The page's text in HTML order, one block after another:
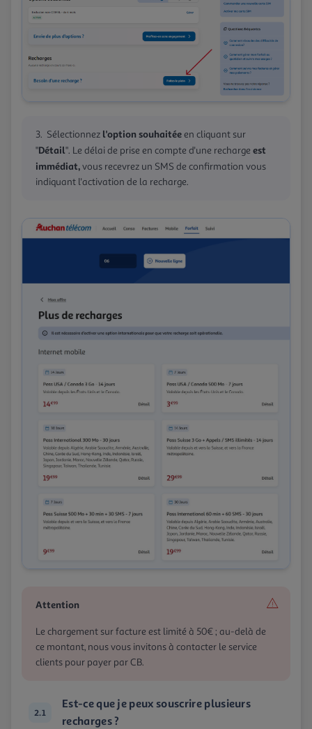
Sélectionnez l'option souhaitéeen cliquant sur
"Détail". Le délai de prise en compte d'une recharge est
immédiat,vous recevrez un SMS de confirmation vous
indiquant l'activation de la recharge.
Attention
Le chargement sur facture est limité à 50€ ; au-delà de
ce montant, nous vous invitons à contacter le service
clients pour payer par CB.
2.1
Est-ce que je peux souscrire plusieurs
recharges ?